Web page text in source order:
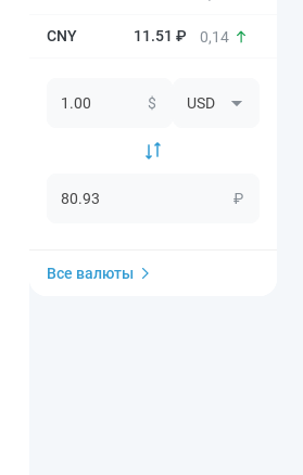
11.51 ₽ 0,14
$
₽
Все валюты